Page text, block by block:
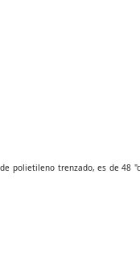
trenzado, es de